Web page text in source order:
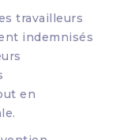
travailleurs
indemnisés
en